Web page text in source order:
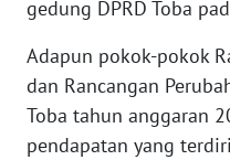
gedung DPRD Toba
Adapun pokok-pokok
dan Rancangan
Toba tahun anggaran
pendapatan yang
SUMUT
WN
JAKARTA